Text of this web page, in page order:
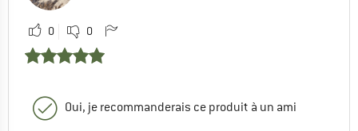
0 0
Oui, je recommanderais ce produit à un ami